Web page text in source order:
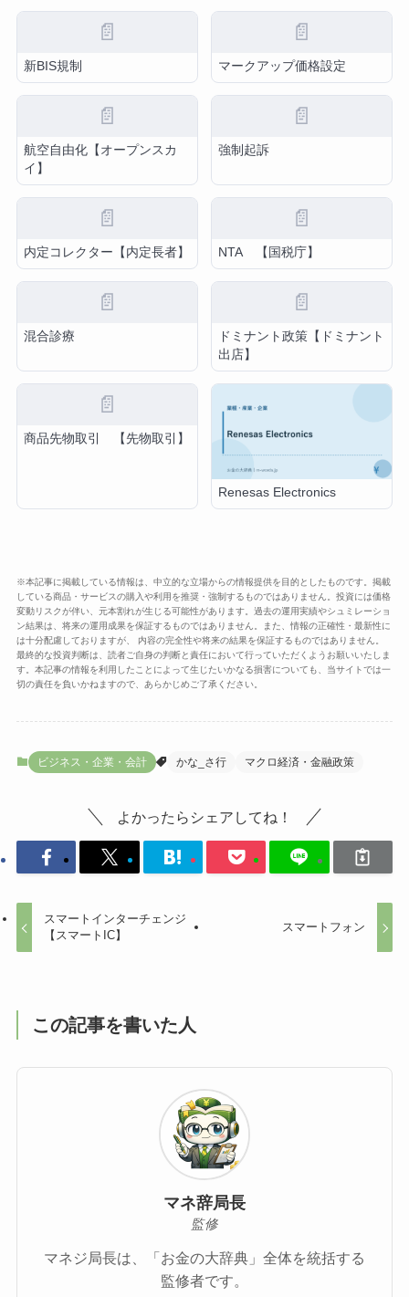
📄
新BIS規制
📄
マークアップ価格設定
📄
航空自由化【オープンスカ
イ】
📄
強制起訴
📄
内定コレクター【内定長者】
📄
NTA 【国税庁】
📄
混合診療
📄
ドミナント政策【ドミナント
出店】
📄
商品先物取引 【先物取引】
Renesas Electronics
※本記事に掲載している情報は、中立的な立場からの情報提供を目的としたものです。掲載
している商品・サービスの購入や利用を推奨・強制するものではありません。投資には価格
変動リスクが伴い、元本割れが生じる可能性があります。過去の運用実績やシュミレーショ
ン結果は、将来の運用成果を保証するものではありません。また、情報の正確性・最新性に
は十分配慮しておりますが、 内容の完全性や将来の結果を保証するものではありません。
最終的な投資判断は、読者ご自身の判断と責任において行っていただくようお願いいたしま
す。本記事の情報を利用したことによって生じたいかなる損害についても、当サイトでは一
切の責任を負いかねますので、あらかじめご了承ください。
ビジネス・企業・会計 かな_さ行 マクロ経済・金融政策
よかったらシェアしてね！
スマートインターチェンジ
【スマートIC】
スマートフォン
この記事を書いた人
マネ辞局長
監修
マネジ局長は、「お金の大辞典」全体を統括する
監修者です。